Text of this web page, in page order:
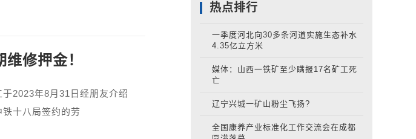
修押金！
2023年8月31日经朋友介绍
十八局签约的劳
热点排行
一季度河北向30多条河道实施生态补水
4.35亿立方米
媒体：山西一铁矿至少瞒报17名矿工死
亡
辽宁兴城一矿山粉尘飞扬?
全国康养产业标准化工作交流会在成都